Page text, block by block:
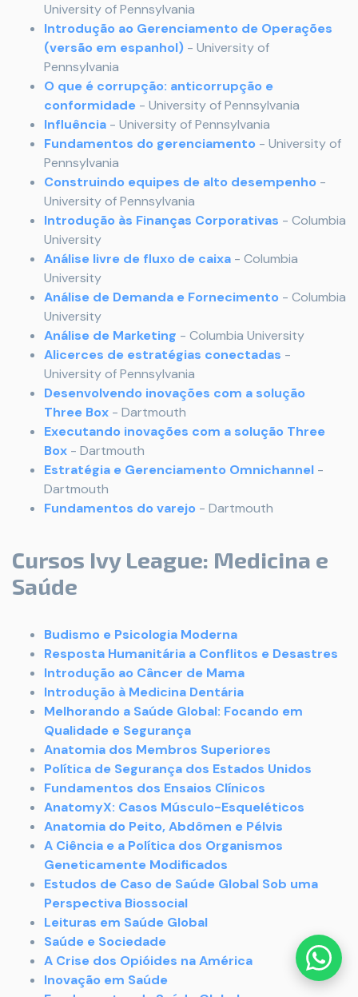
University of Pennsylvania
Introdução ao Gerenciamento de Operações
(versão em espanhol) - University of
Pennsylvania
O que é corrupção: anticorrupção e
conformidade - University of Pennsylvania
Influência - University of Pennsylvania
Fundamentos do gerenciamento - University of
Pennsylvania
Construindo equipes de alto desempenho -
University of Pennsylvania
Introdução às Finanças Corporativas - Columbia
University
Análise livre de fluxo de caixa - Columbia
University
Análise de Demanda e Fornecimento - Columbia
University
Análise de Marketing - Columbia University
Alicerces de estratégias conectadas -
University of Pennsylvania
Desenvolvendo inovações com a solução
Three Box - Dartmouth
Executando inovações com a solução Three
Box - Dartmouth
Estratégia e Gerenciamento Omnichannel -
Dartmouth
Fundamentos do varejo - Dartmouth
Cursos Ivy League: Medicina e
Saúde
Budismo e Psicologia Moderna
Resposta Humanitária a Conflitos e Desastres
Introdução ao Câncer de Mama
Introdução à Medicina Dentária
Melhorando a Saúde Global: Focando em
Qualidade e Segurança
Anatomia dos Membros Superiores
Política de Segurança dos Estados Unidos
Fundamentos dos Ensaios Clínicos
AnatomyX: Casos Músculo-Esqueléticos
Anatomia do Peito, Abdômen e Pélvis
A Ciência e a Política dos Organismos
Geneticamente Modificados
Estudos de Caso de Saúde Global Sob uma
Perspectiva Biossocial
Leituras em Saúde Global
Saúde e Sociedade
A Crise dos Opióides na América
Inovação em Saúde